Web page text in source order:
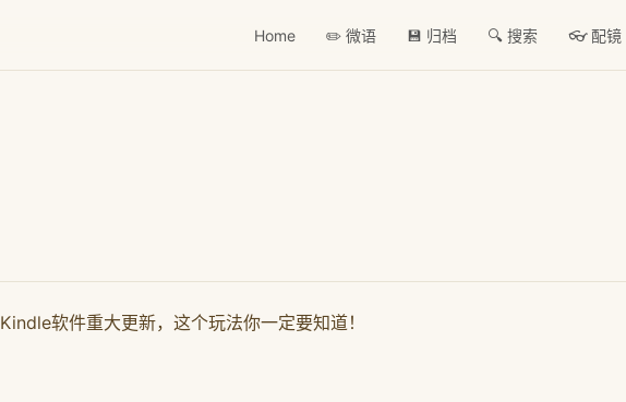
Home ✏️ 微语 💾 归档 🔍 搜索 👓 配镜
Kindle软件重大更新，这个玩法你一定要知道！